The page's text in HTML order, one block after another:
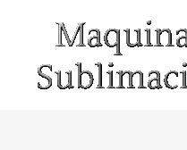
contenido